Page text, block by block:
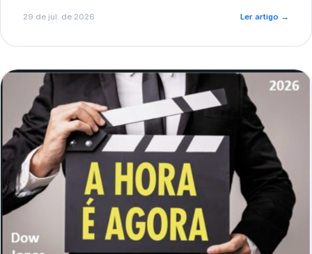
reputacional e o risco regulatório junto a órgãos como a
29 de jul. de 2026 Ler artigo →